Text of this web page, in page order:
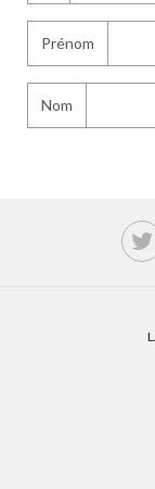
Prénom
Nom